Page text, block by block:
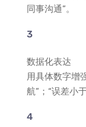
同事沟通”。
数据化表达
用具体数字增
航”；“误差小